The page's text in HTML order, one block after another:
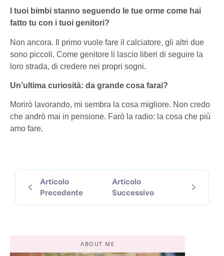
I tuoi bimbi stanno seguendo le tue orme come hai
fatto tu con i tuoi genitori?
Non ancora. Il primo vuole fare il calciatore, gli altri due
sono piccoli. Come genitore li lascio liberi di seguire la
loro strada, di credere nei propri sogni.
Un’ultima curiosità: da grande cosa farai?
Morirò lavorando, mi sembra la cosa migliore. Non credo
che andrò mai in pensione. Farò la radio: la cosa che più
amo fare.
Articolo
Precedente
Articolo
Successivo
ABOUT ME